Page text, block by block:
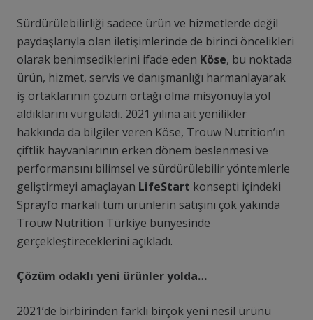
Sürdürülebilirliği sadece ürün ve hizmetlerde değil
paydaşlarıyla olan iletişimlerinde de birinci öncelikleri
olarak benimsediklerini ifade eden Köse, bu noktada
ürün, hizmet, servis ve danışmanlığı harmanlayarak
iş ortaklarının çözüm ortağı olma misyonuyla yol
aldıklarını vurguladı. 2021 yılına ait yenilikler
hakkında da bilgiler veren Köse, Trouw Nutrition’ın
çiftlik hayvanlarının erken dönem beslenmesi ve
performansını bilimsel ve sürdürülebilir yöntemlerle
geliştirmeyi amaçlayan LifeStart konsepti içindeki
Sprayfo markalı tüm ürünlerin satışını çok yakında
Trouw Nutrition Türkiye bünyesinde
gerçekleştireceklerini açıkladı.
Çözüm odaklı yeni ürünler yolda…
2021’de birbirinden farklı birçok yeni nesil ürünü